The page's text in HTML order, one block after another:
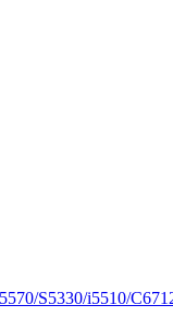
S5330/i5510/